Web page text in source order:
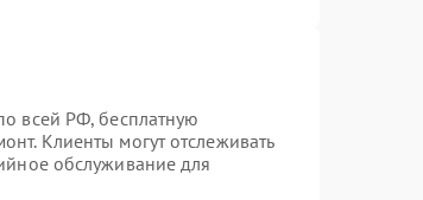
всей РФ, бесплатную
Клиенты могут отслеживать
обслуживание для